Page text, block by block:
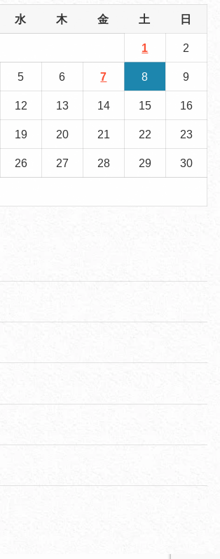
水 木 金 土 日
1 2
5 6 7 8 9
12 13 14 15 16
19 20 21 22 23
26 27 28 29 30